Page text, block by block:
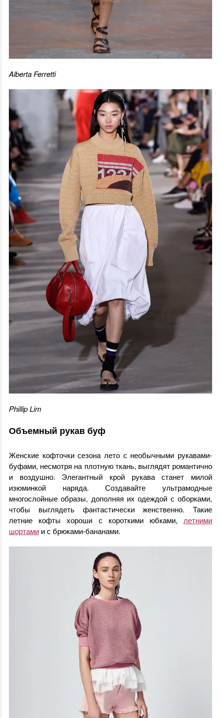
Alberta Ferretti
Phillip Lim
Объемный рукав буф
Женские кофточки сезона лето с необычными рукавами-
буфами, несмотря на плотную ткань, выглядят романтично
и воздушно. Элегантный крой рукава станет милой
изюминкой наряда. Создавайте ультрамодные
многослойные образы, дополняя их одеждой с оборками,
чтобы выглядеть фантастически женственно. Такие
летние кофты хороши с короткими юбками,летними
шортамии с брюками-бананами.